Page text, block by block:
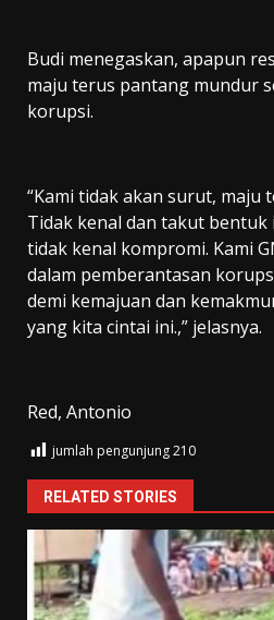
Budi menegaskan, apapun
maju terus pantang mundur
korupsi.
“Kami tidak akan surut, maju
Tidak kenal dan takut bentuk
tidak kenal kompromi. Kami
dalam pemberantasan
demi kemajuan dan
yang kita cintai ini.,” jelasnya.
Red, Antonio
jumlah pengunjung210
RELATED STORIES